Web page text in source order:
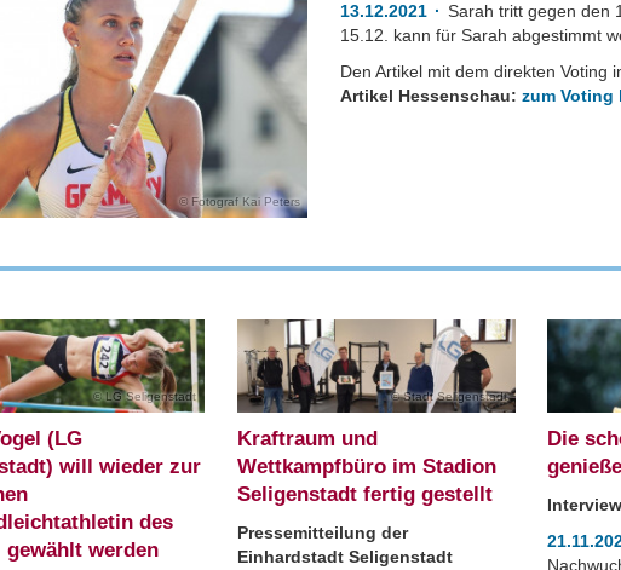
Fotograf Kai Peters
13.12.2021
Sarah tritt gegen den
15.12. kann für Sarah abgestimmt
Den Artikel mit dem direkten Voting
Artikel Hessenschau:zum Voting
LG Seligenstadt
(LG
will wieder zur
des
gewählt werden
Stadt Seligenstadt
Kraftraum und
Wettkampfbüro im Stadion
Seligenstadt fertig gestellt
Pressemitteilung der
Einhardstadt Seligenstadt
Die